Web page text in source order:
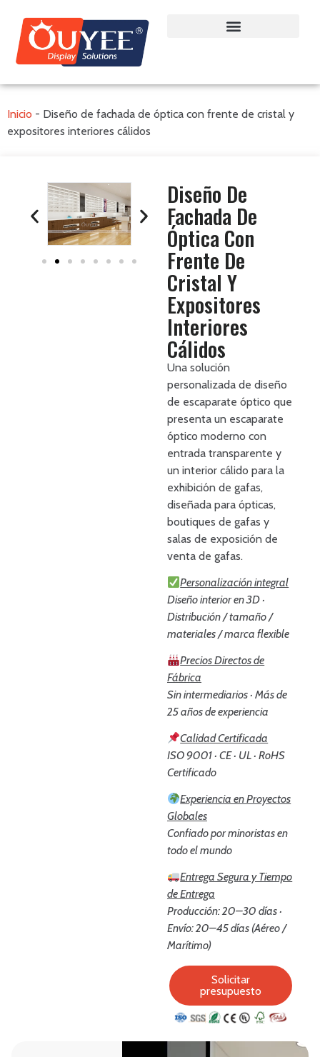
Inicio - Diseño de fachada de óptica con frente de cristal y
expositores interiores cálidos
Diseño De
Fachada De
Óptica Con
Frente De
Cristal Y
Expositores
Interiores
Cálidos
Una solución
personalizada de diseño
de escaparate óptico que
presenta un escaparate
óptico moderno con
entrada transparente y
un interior cálido para la
exhibición de gafas,
diseñada para ópticas,
boutiques de gafas y
salas de exposición de
venta de gafas.
Personalización integral
Diseño interior en 3D ·
Distribución / tamaño /
materiales / marca flexible
Precios Directos de
Fábrica
Sin intermediarios · Más de
25 años de experiencia
Calidad Certificada
ISO 9001 · CE · UL · RoHS
Certificado
Experiencia en Proyectos
Globales
Confiado por minoristas en
todo el mundo
Entrega Segura y Tiempo
de Entrega
Producción: 20–30 días ·
Envío: 20–45 días (Aéreo /
Marítimo)
Solicitar
presupuesto